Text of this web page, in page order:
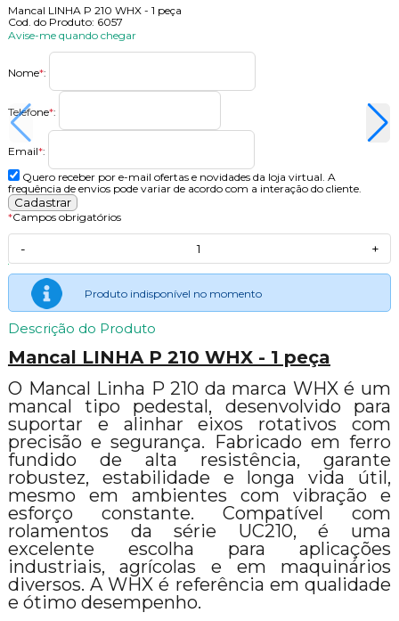
Mancal LINHA P 210 WHX - 1 peça
Cod. do Produto: 6057
Avise-me quando chegar
Nome*:
Telefone*:
Email*:
Quero receber por e-mail ofertas e novidades da loja virtual. A
frequência de envios pode variar de acordo com a interação do cliente.
*Campos obrigatórios
- +
Produto indisponível no momento
Descrição do Produto
Mancal LINHA P 210 WHX - 1 peça
O Mancal Linha P 210 da marca WHX é um
mancal tipo pedestal, desenvolvido para
suportar e alinhar eixos rotativos com
precisão e segurança. Fabricado em ferro
fundido de alta resistência, garante
robustez, estabilidade e longa vida útil,
mesmo em ambientes com vibração e
esforço constante. Compatível com
rolamentos da série UC210, é uma
excelente escolha para aplicações
industriais, agrícolas e em maquinários
diversos. A WHX é referência em qualidade
e ótimo desempenho.